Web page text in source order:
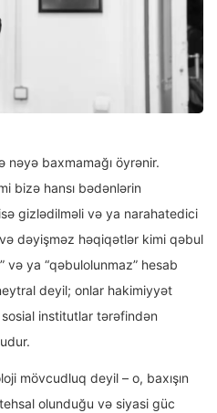
nəyə baxmamağı öyrənir.
bizə hansı bədənlərin
gizlədilməli və ya narahatedici
dəyişməz həqiqətlər kimi qəbul
və ya “qəbulolunmaz” hesab
deyil; onlar hakimiyyət
institutlar tərəfindən
mövcudluq deyil – o, baxışın
olunduğu və siyasi güc